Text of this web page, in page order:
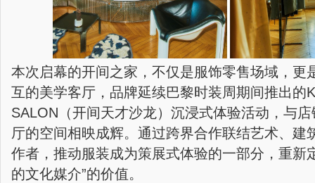
本次启幕的开间之家，不仅是服饰零售场域，更
互的美学客厅，品牌延续巴黎时装周期间推出的
SALON（开间天才沙龙）沉浸式体验活动，与
厅的空间相映成辉。通过跨界合作联结艺术、建
作者，推动服装成为策展式体验的一部分，重新
的文化媒介”的价值。